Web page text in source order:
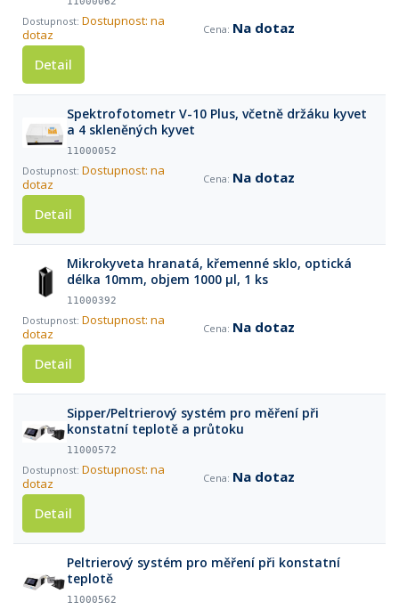
Dostupnost: na
dotaz
Na dotaz
Detail
Spektrofotometr V-10 Plus, včetně držáku kyvet
a 4 skleněných kyvet
11000052
Dostupnost: na
dotaz
Na dotaz
Detail
Mikrokyveta hranatá, křemenné sklo, optická
délka 10mm, objem 1000 µl, 1 ks
11000392
Dostupnost: na
dotaz
Na dotaz
Detail
Sipper/Peltrierový systém pro měření při
konstatní teplotě a průtoku
11000572
Dostupnost: na
dotaz
Na dotaz
Detail
Peltrierový systém pro měření při konstatní
teplotě
11000562